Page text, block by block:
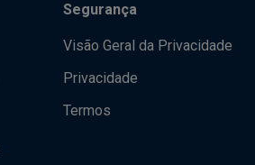
Segurança
Visão Geral da Privacidade
Privacidade
Termos